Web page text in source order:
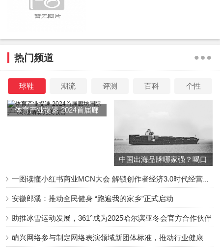
5：枸杞子
发等功效，是提高男女性功能的健康良药。可用于治疗肝肾
腰膝酸软、阴虚劳嗽、老人消渴等症。枸杞子有增强机体免
疫功能、增强机体抵抗力、促进细胞新生、降低血中胆固醇
等作用。常服枸杞子，可延缓衰老、美肤益颜及提高性功
能。枸杞子有兴奋性神经作用，性欲亢进者不宜服用。
热门频道
球鞋 潮流 评测 百科 个性
体育产业提速 2024首届廊
中国出海品牌哪家强？喝口
安徽郎溪：推动全民健身 “跑遍我的家乡”正式启动
助推冰雪运动发展，361°成为2025哈尔滨亚冬会官方合作伙伴